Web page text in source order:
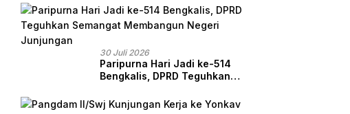
Pelestarian Budaya Melayu
30 Juli 2026
Paripurna Hari Jadi ke-514
Bengkalis, DPRD Teguhkan
Negeri Junjungan